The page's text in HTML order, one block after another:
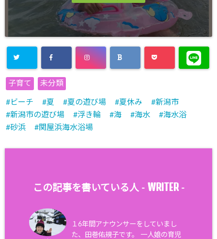
子育て 未分類
ビーチ 夏 夏の遊び場 夏休み
新潟市
新潟市の遊び場
浮き輪 海 海水
海水浴
砂浜
関屋浜海水浴場
この記事を書いている人 - WRITER-
１6年間アナウンサーをしていまし
た、田巻佑規子です。 一人娘の育児